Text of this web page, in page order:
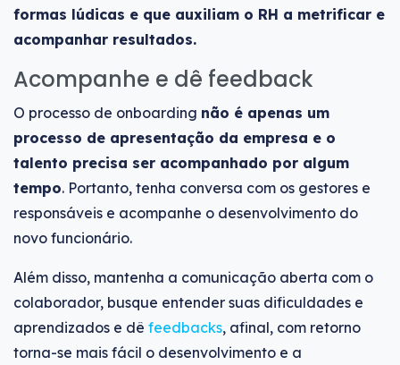
formas lúdicas e que auxiliam o RH a metrificar e
acompanhar resultados.
Acompanhe e dê feedback
O processo de onboarding não é apenas um
processo de apresentação da empresa e o
talento precisa ser acompanhado por algum
tempo. Portanto, tenha conversa com os gestores e
responsáveis e acompanhe o desenvolvimento do
novo funcionário.
Além disso, mantenha a comunicação aberta com o
colaborador, busque entender suas dificuldades e
aprendizados e dê feedbacks, afinal, com retorno
torna-se mais fácil o desenvolvimento e a